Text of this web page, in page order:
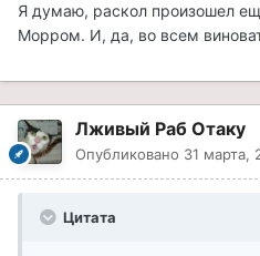
Я думаю, раскол произошел
Морром. И, да, во всем
Лживый Раб Отаку
Опубликовано 31 марта,
Цитата